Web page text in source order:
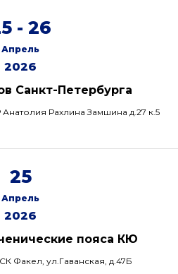
- 26
Апрель
2026
Санкт-Петербурга
Рахлина Замшина д.27 к.5
25
Апрель
2026
пояса КЮ
Факел, ул.Гаванская, д.47Б